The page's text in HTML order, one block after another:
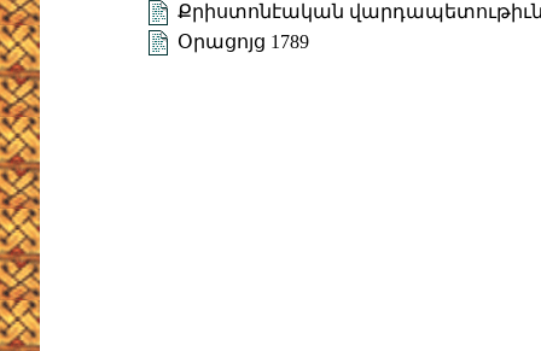
Քրիստոնէական վարդապետութիւն
Օրացոյց 1789